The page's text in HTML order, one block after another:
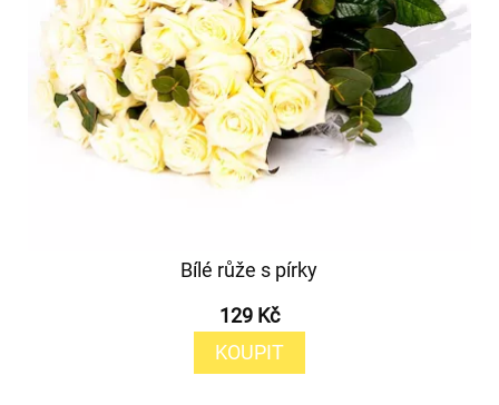
Bílé růže s pírky
129 Kč
KOUPIT